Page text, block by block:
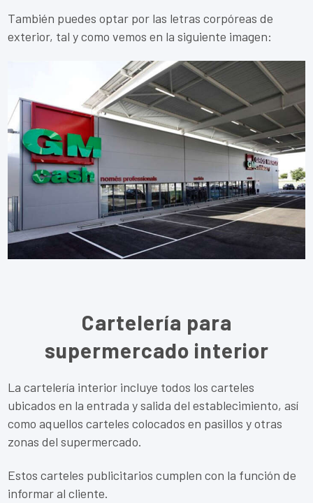
También puedes optar por las letras corpóreas de
exterior, tal y como vemos en la siguiente imagen:
Cartelería para
supermercado interior
La cartelería interior incluye todos los carteles
ubicados en la entrada y salida del establecimiento, así
como aquellos carteles colocados en pasillos y otras
zonas del supermercado.
Estos carteles publicitarios cumplen con la función de
informar al cliente.